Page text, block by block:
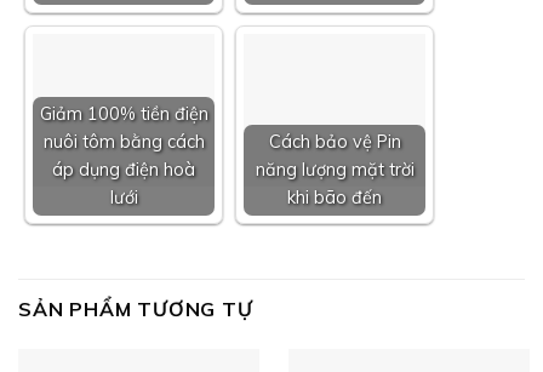
Giảm 100% tiền điện
nuôi tôm bằng cách
áp dụng điện hoà
lưới
Cách bảo vệ Pin
năng lượng mặt trời
khi bão đến
SẢN PHẨM TƯƠNG TỰ